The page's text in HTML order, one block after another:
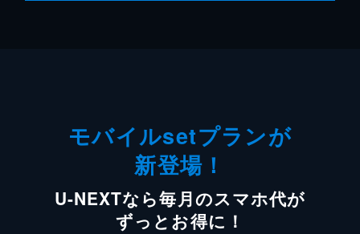
モバイルsetプランが
新登場！
U-NEXTなら毎月のスマホ代が
ずっとお得に！